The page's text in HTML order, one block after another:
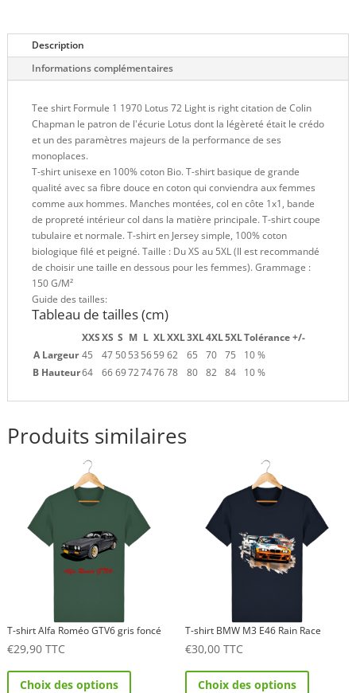
Description
Informations complémentaires
Tee shirt Formule 1 1970 Lotus 72 Light is right citation de Colin
Chapman le patron de l'écurie Lotus dont la légèreté était le crédo
et un des paramètres majeurs de la performance de ses
monoplaces.
T-shirt unisexe en 100% coton Bio. T-shirt basique de grande
qualité avec sa fibre douce en coton qui conviendra aux femmes
comme aux hommes. Manches montées, col en côte 1x1, bande
de propreté intérieur col dans la matière principale. T-shirt coupe
tubulaire et normale. T-shirt en Jersey simple, 100% coton
biologique filé et peigné. Taille : Du XS au 5XL (Il est recommandé
de choisir une taille en dessous pour les femmes). Grammage :
150 G/M²
Guide des tailles:
Tableau de tailles (cm)
XXSXS S M L XLXXL3XL4XL5XLTolérance +/-
A Largeur 45 47 5053 565962 65 70 75
10 %
B Hauteur64 666972747678 80 82 84 10 %
Produits similaires
T-shirt Alfa Roméo GTV6 gris foncé
€29,90 TTC
Choix des options
Ce
T-shirt BMW M3 E46 Rain Race
€30,00 TTC
Choix des options
Ce